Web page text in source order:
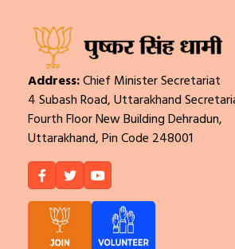
Address:Chief Minister Secretariat
4 Subash Road, Uttarakhand
Fourth Floor New Building Dehradun,
Uttarakhand, Pin Code 248001